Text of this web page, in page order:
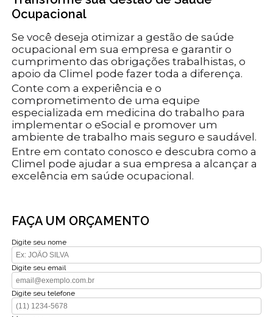
Ocupacional
Se você deseja otimizar a gestão de saúde
ocupacional em sua empresa e garantir o
cumprimento das obrigações trabalhistas, o
apoio da Climel pode fazer toda a diferença.
Conte com a experiência e o
comprometimento de uma equipe
especializada em medicina do trabalho para
implementar o eSocial e promover um
ambiente de trabalho mais seguro e saudável.
Entre em contato conosco e descubra como a
Climel pode ajudar a sua empresa a alcançar a
excelência em saúde ocupacional.
FAÇA UM ORÇAMENTO
Digite seu nome
Digite seu email
Digite seu telefone